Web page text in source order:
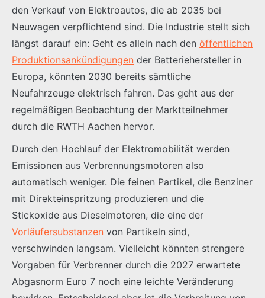
den Verkauf von Elektroautos, die ab 2035 bei
Neuwagen verpflichtend sind. Die Industrie stellt sich
längst darauf ein: Geht es allein nach den öffentlichen
Produktionsankündigungen der Batteriehersteller in
Europa, könnten 2030 bereits sämtliche
Neufahrzeuge elektrisch fahren. Das geht aus der
regelmäßigen Beobachtung der Marktteilnehmer
durch die RWTH Aachen hervor.
Durch den Hochlauf der Elektromobilität werden
Emissionen aus Verbrennungsmotoren also
automatisch weniger. Die feinen Partikel, die Benziner
mit Direkteinspritzung produzieren und die
Stickoxide aus Dieselmotoren, die eine der
Vorläufersubstanzen von Partikeln sind,
verschwinden langsam. Vielleicht könnten strengere
Vorgaben für Verbrenner durch die 2027 erwartete
Abgasnorm Euro 7 noch eine leichte Veränderung